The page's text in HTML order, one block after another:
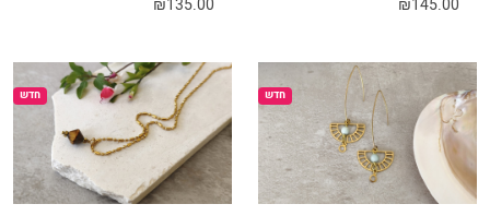
₪145.00
₪135.00
חדש חדש